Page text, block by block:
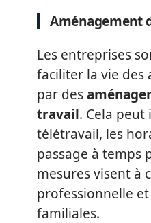
Aménagement
Les entreprises
faciliter la vie des
par des
travail. Cela peut
télétravail, les
passage à temps
mesures visent à
professionnelle
familiales.